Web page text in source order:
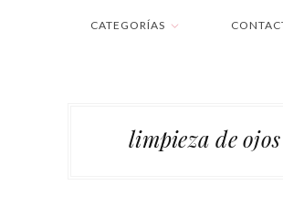
CATEGORÍAS
limpieza de ojos